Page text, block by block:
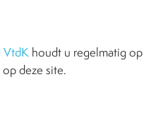
VtdK houdt u regelmatig op
deze site.